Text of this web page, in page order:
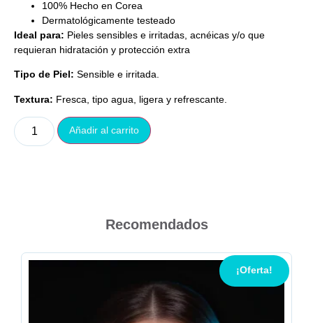
100% Hecho en Corea
Dermatológicamente testeado
Ideal para: Pieles sensibles e irritadas, acnéicas y/o que
requieran hidratación y protección extra
Tipo de Piel: Sensible e irritada.
Textura: Fresca, tipo agua, ligera y refrescante.
Añadir al carrito
Recomendados
¡Oferta!